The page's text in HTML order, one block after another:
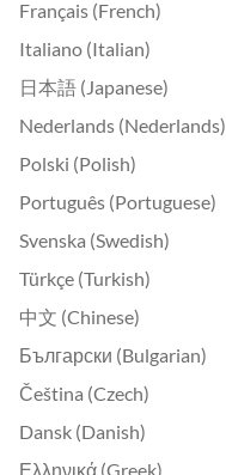
Français (French)
Italiano (Italian)
日本語 (Japanese)
Nederlands (Nederlands)
Polski (Polish)
Português (Portuguese)
Svenska (Swedish)
Türkçe (Turkish)
中文 (Chinese)
Български (Bulgarian)
Čeština (Czech)
Dansk (Danish)
Ελληνικά (Greek)